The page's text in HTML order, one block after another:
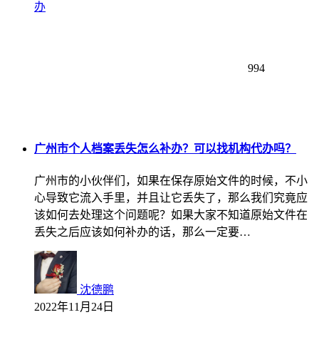
办
994
广州市个人档案丢失怎么补办？可以找机构代办吗？
广州市的小伙伴们，如果在保存原始文件的时候，不小
心导致它流入手里，并且让它丢失了，那么我们究竟应
该如何去处理这个问题呢？如果大家不知道原始文件在
丢失之后应该如何补办的话，那么一定要…
沈德鹏
2022年11月24日